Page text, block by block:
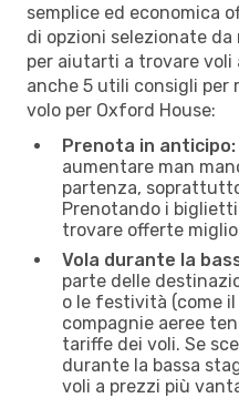
semplice ed economica
di opzioni selezionate
per aiutarti a trovare voli
anche 5 utili consigli per
volo per Oxford House:
Prenota in anticipo:
aumentare man
partenza,
Prenotando i
trovare offerte
Vola durante la
parte delle
o le festività (come
compagnie aeree
tariffe dei voli. Se
durante la bassa
voli a prezzi più